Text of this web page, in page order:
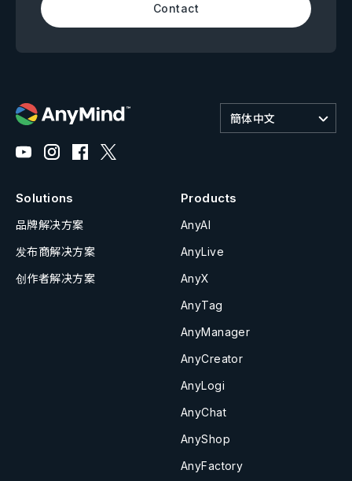
Contact
簡体中文
Solutions
品牌解决方案
发布商解决方案
创作者解决方案
Products
AnyAI
AnyLive
AnyX
AnyTag
AnyManager
AnyCreator
AnyLogi
AnyChat
AnyShop
AnyFactory